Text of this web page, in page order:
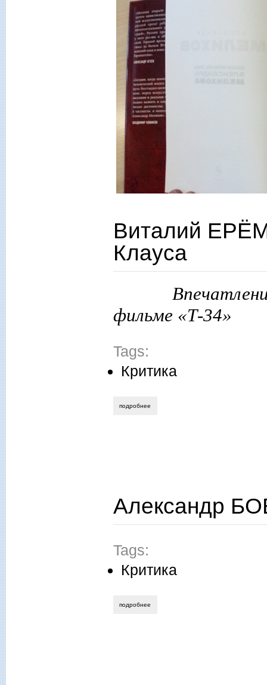
Виталий
Клауса
фильме «Т-34»
Tags:
Критика
подробнее
Александр
Tags:
Критика
подробнее